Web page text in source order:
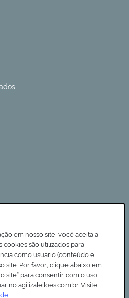
Igapó - CEP 86.046-29
em nosso site, você aceita a
cookies são utilizados para
como usuário (conteúdo e
site. Por favor, clique abaixo em
site” para consentir com o uso
no agilizaleiloes.com.br. Visite
.